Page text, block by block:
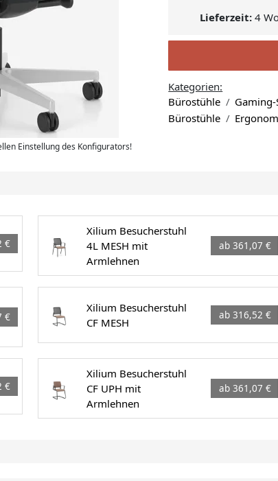
Einstellung des Konfigurators!
Lieferzeit: 4
Kategorien:
Bürostühle
Bürostühle
€
Xilium Besucherstuhl
4L MESH mit
Armlehnen
ab 361,07 €
€
Xilium Besucherstuhl
CF MESH
ab 316,52 €
€
Xilium Besucherstuhl
CF UPH mit
Armlehnen
ab 361,07 €